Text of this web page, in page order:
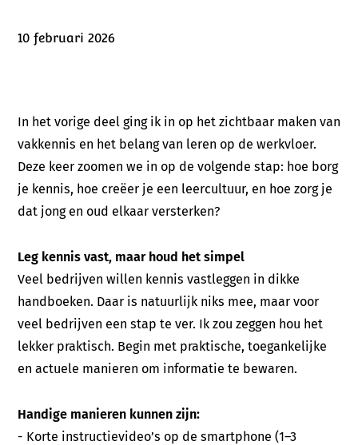
10 februari 2026
In het vorige deel ging ik in op het zichtbaar maken van
vakkennis en het belang van leren op de werkvloer.
Deze keer zoomen we in op de volgende stap: hoe borg
je kennis, hoe creëer je een leercultuur, en hoe zorg je
dat jong en oud elkaar versterken?
Leg kennis vast, maar houd het simpel
Veel bedrijven willen kennis vastleggen in dikke
handboeken. Daar is natuurlijk niks mee, maar voor
veel bedrijven een stap te ver. Ik zou zeggen hou het
lekker praktisch. Begin met praktische, toegankelijke
en actuele manieren om informatie te bewaren.
Handige manieren kunnen zijn:
- Korte instructievideo’s op de smartphone (1–3